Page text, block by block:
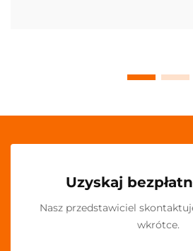
Uzyskaj
Nasz przedstawiciel
wkrótce.